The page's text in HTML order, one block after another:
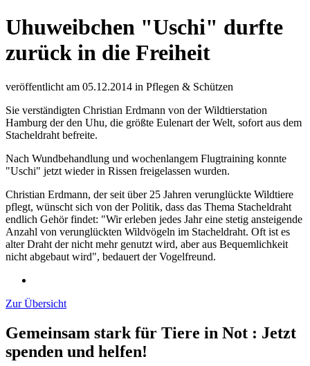
Uhuweibchen "Uschi" durfte
zurück in die Freiheit
veröffentlicht am 05.12.2014 in Pflegen & Schützen
Sie verständigten Christian Erdmann von der Wildtierstation
Hamburg der den Uhu, die größte Eulenart der Welt, sofort aus dem
Stacheldraht befreite.
Nach Wundbehandlung und wochenlangem Flugtraining konnte
"Uschi" jetzt wieder in Rissen freigelassen wurden.
Christian Erdmann, der seit über 25 Jahren verunglückte Wildtiere
pflegt, wünscht sich von der Politik, dass das Thema Stacheldraht
endlich Gehör findet: "Wir erleben jedes Jahr eine stetig ansteigende
Anzahl von verunglückten Wildvögeln im Stacheldraht. Oft ist es
alter Draht der nicht mehr genutzt wird, aber aus Bequemlichkeit
nicht abgebaut wird", bedauert der Vogelfreund.
Zur Übersicht
Gemeinsam stark für Tiere in Not : Jetzt
spenden und helfen!